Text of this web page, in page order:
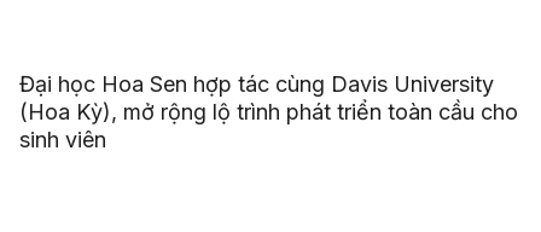
Đại học Hoa Sen hợp tác cùng Davis University
(Hoa Kỳ), mở rộng lộ trình phát triển toàn cầu cho
sinh viên